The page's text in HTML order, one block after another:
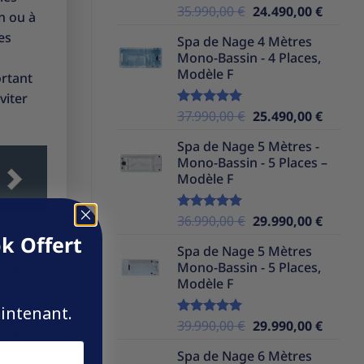
ou à
de
à
Note5.00
35.990,00€ Le
initial
était :
24.490,00€Le
Spa de Nage 4 Mètres
Mono-Bassin - 4 Places,
Modèle F
Note5.00
37.990,00€ Le
initial
était :
25.490,00€Le
est :
Spa de Nage 5 Mètres -
Mono-Bassin - 5 Places –
Modèle F
Note5.00
36.990,00€ Le
initial
était :
29.990,00€Le
Spa de Nage 5 Mètres
Mono-Bassin - 5 Places,
Modèle F
Note5.00
39.990,00€ Le
initial
29.990,00€Le
Spa de Nage 6 Mètres
Offert